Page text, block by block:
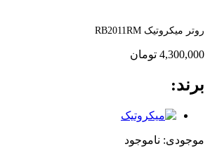
روتر میکروتیک RB2011RM
4,300,000 تومان
برند:
موجودی: ناموجود